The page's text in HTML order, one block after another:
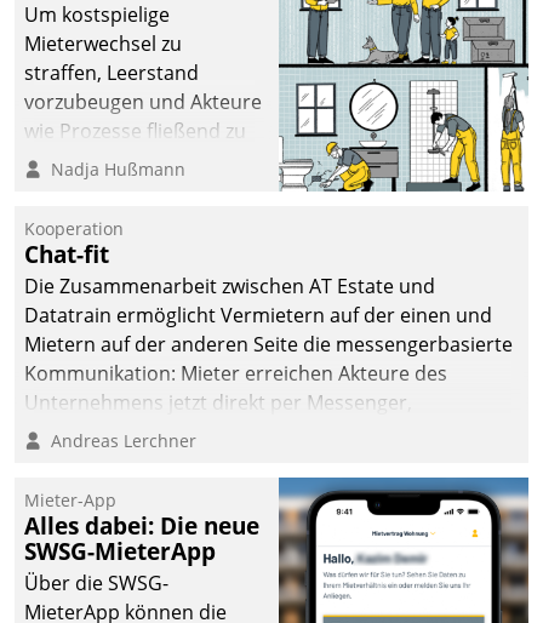
Um kostspielige
Mieterwechsel zu
straffen, Leerstand
vorzubeugen und Akteure
wie Prozesse fließend zu
vernetzen, nutzt die
Jahresbeginn eine
Überblick, Einsicht und
Eingriff bietende Lösung.
Zur Entwicklung setzte
man auf
Cloudtechnologie,
bewährte und Startup-
agile Projektmethoden.
Nadja Hußmann
Kooperation
Chat-fit
Die Zusammenarbeit zwischen AT Estate und
Datatrain ermöglicht Vermietern auf der einen und
Mietern auf der anderen Seite die messengerbasierte
Kommunikation: Mieter erreichen Akteure des
Unternehmens jetzt direkt per Messenger,
Mitarbeiter oder Dienstleister empfangen oder
Andreas Lerchner
Mieter-App
Alles dabei: Die neue
SWSG-MieterApp
Über die SWSG-
MieterApp können die